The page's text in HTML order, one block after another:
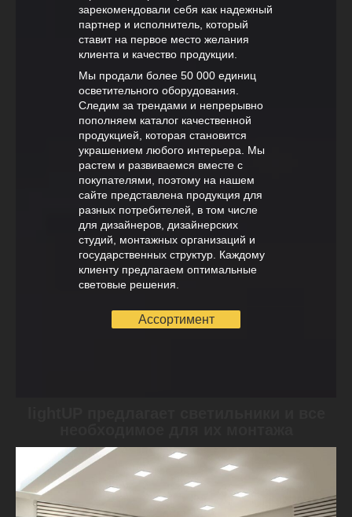
зарекомендовали себя как надежный
партнер и исполнитель, который
ставит на первое место желания
клиента и качество продукции.
Мы продали более 50 000 единиц
осветительного оборудования.
Следим за трендами и непрерывно
пополняем каталог качественной
продукцией, которая становится
украшением любого интерьера. Мы
растем и развиваемся вместе с
покупателями, поэтому на нашем
сайте представлена продукция для
разных потребителей, в том числе
для дизайнеров, дизайнерских
студий, монтажных организаций и
государственных структур. Каждому
клиенту предлагаем оптимальные
световые решения.
Ассортимент